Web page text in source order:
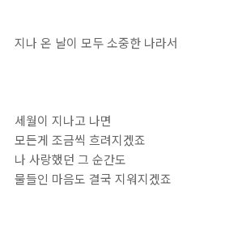
지나 온 날이 모두 소중한 나라서
세월이 지나고 나면
모든게 조금씩 흐려지겠죠
나 사랑했던 그 순간도
물들인 마음도 결국 지워지겠죠